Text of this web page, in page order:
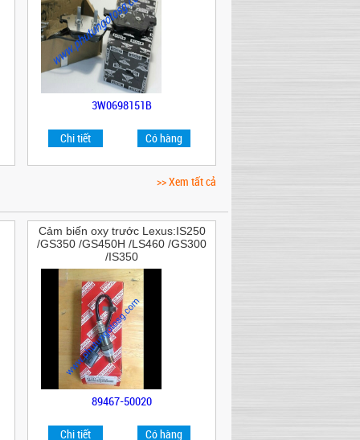
3W0698151B
Chi tiết Có hàng
>> Xem tất cả
Cảm biến oxy trước Lexus:IS250
/GS350 /GS450H /LS460 /GS300
/IS350
89467-50020
Chi tiết Có hàng